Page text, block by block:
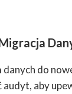
danych do
aby